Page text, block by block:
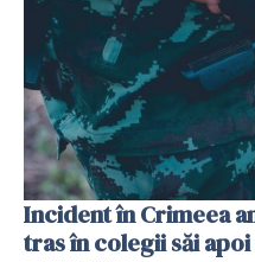
Incident în Crimeea
tras în colegii săi